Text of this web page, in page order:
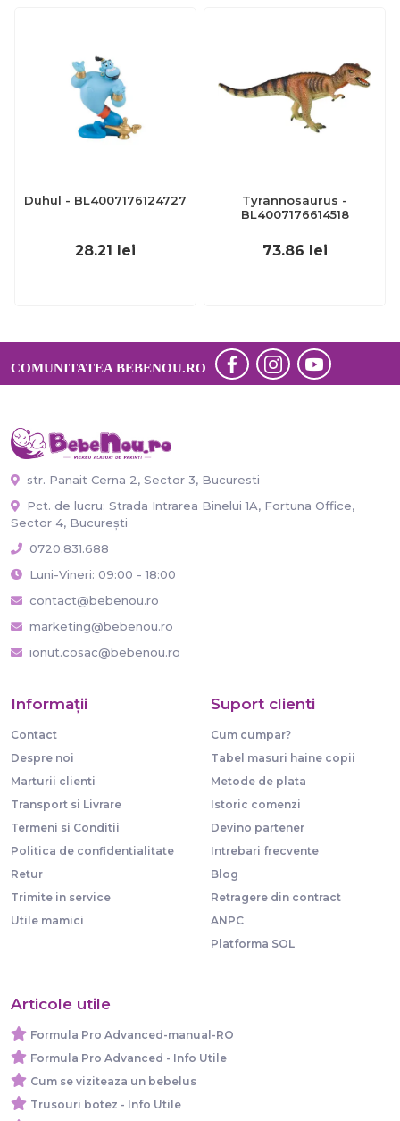
Duhul - BL4007176124727
28.21 lei
Tyrannosaurus -
BL4007176614518
73.86 lei
COMUNITATEA BEBENOU.RO
str. Panait Cerna 2, Sector 3, Bucuresti
Pct. de lucru: Strada Intrarea Binelui 1A, Fortuna Office,
Sector 4, București
0720.831.688
Luni-Vineri: 09:00 - 18:00
contact@bebenou.ro
marketing@bebenou.ro
ionut.cosac@bebenou.ro
Informaţii
Contact
Despre noi
Marturii clienti
Transport si Livrare
Termeni si Conditii
Politica de confidentialitate
Retur
Trimite in service
Utile mamici
Suport clienti
Cum cumpar?
Tabel masuri haine copii
Metode de plata
Istoric comenzi
Devino partener
Intrebari frecvente
Blog
Retragere din contract
ANPC
Platforma SOL
Articole utile
Formula Pro Advanced-manual-RO
Formula Pro Advanced - Info Utile
Cum se viziteaza un bebelus
Trusouri botez - Info Utile